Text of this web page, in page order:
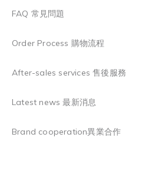
FAQ 常見問題
Order Process 購物流程
After-sales services 售後服務
Latest news 最新消息
Brand cooperation異業合作